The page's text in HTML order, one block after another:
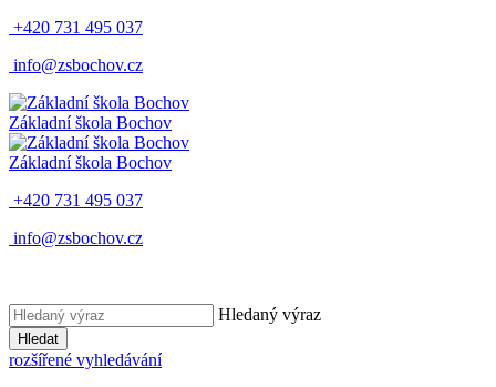
+420 731 495 037
info@zsbochov.cz
Základní škola Bochov
Základní škola Bochov
+420 731 495 037
info@zsbochov.cz
Hledaný výraz
Hledat
rozšířené vyhledávání